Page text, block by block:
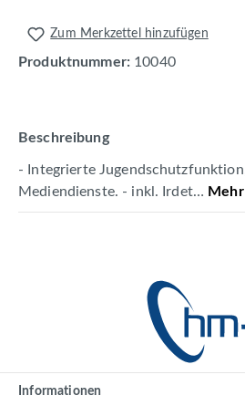
Zum Merkzettel hinzufügen
Produktnummer: 10040
Beschreibung
- Integrierte
Mediendienste. - inkl. Irdet… Mehr
Informationen